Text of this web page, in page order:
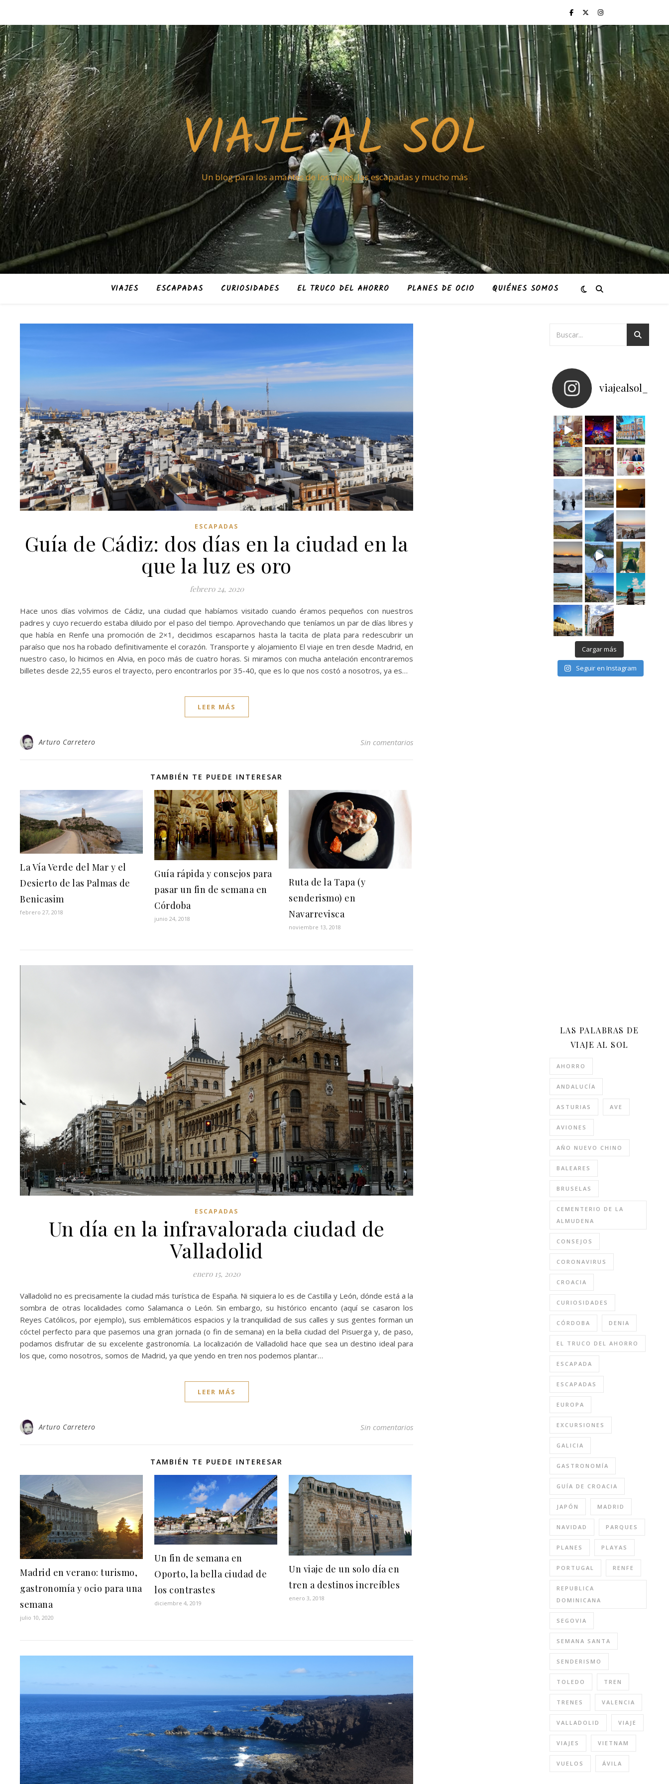
VIAJE AL SOL
Un blog para los amantes de los viajes, las escapadas y mucho más
VIAJES ESCAPADAS CURIOSIDADES EL TRUCO DEL AHORRO PLANES DE OCIO QUIÉNES SOMOS
ESCAPADAS
Guía de Cádiz: dos días en la ciudad en la
que la luz es oro
febrero 24, 2020
Hace unos días volvimos de Cádiz, una ciudad que habíamos visitado cuando éramos pequeños con nuestros
padres y cuyo recuerdo estaba diluido por el paso del tiempo. Aprovechando que teníamos un par de días libres y
que había en Renfe una promoción de 2×1, decidimos escaparnos hasta la tacita de plata para redescubrir un
paraíso que nos ha robado definitivamente el corazón. Transporte y alojamiento El viaje en tren desde Madrid, en
nuestro caso, lo hicimos en Alvia, en poco más de cuatro horas. Si miramos con mucha antelación encontraremos
billetes desde 22,55 euros el trayecto, pero encontrarlos por 35-40, que es lo que nos costó a nosotros, ya es…
LEER MÁS
Arturo Carretero Sin comentarios
TAMBIÉN TE PUEDE INTERESAR
La Vía Verde del Mar y el
Desierto de las Palmas de
Benicasim
febrero 27, 2018
Guía rápida y consejos para
pasar un fin de semana en
Córdoba
junio 24, 2018
Ruta de la Tapa (y
senderismo) en
Navarrevisca
noviembre 13, 2018
ESCAPADAS
Un día en la infravalorada ciudad de
Valladolid
enero 15, 2020
Valladolid no es precisamente la ciudad más turística de España. Ni siquiera lo es de Castilla y León, dónde está a la
sombra de otras localidades como Salamanca o León. Sin embargo, su histórico encanto (aquí se casaron los
Reyes Católicos, por ejemplo), sus emblemáticos espacios y la tranquilidad de sus calles y sus gentes forman un
cóctel perfecto para que pasemos una gran jornada (o fin de semana) en la bella ciudad del Pisuerga y, de paso,
podamos disfrutar de su excelente gastronomía. La localización de Valladolid hace que sea un destino ideal para
los que, como nosotros, somos de Madrid, ya que yendo en tren nos podemos plantar…
LEER MÁS
Arturo Carretero Sin comentarios
TAMBIÉN TE PUEDE INTERESAR
Madrid en verano: turismo,
gastronomía y ocio para una
semana
julio 10, 2020
Un fin de semana en
Oporto, la bella ciudad de
los contrastes
diciembre 4, 2019
Un viaje de un solo día en
tren a destinos increíbles
enero 3, 2018
viajealsol_
Cargar más
Seguir en Instagram
LAS PALABRAS DE
VIAJE AL SOL
AHORRO
ANDALUCÍA
ASTURIAS AVE
AVIONES
AÑO NUEVO CHINO
BALEARES
BRUSELAS
CEMENTERIO DE LA
ALMUDENA
CONSEJOS
CORONAVIRUS
CROACIA
CURIOSIDADES
CÓRDOBA DENIA
EL TRUCO DEL AHORRO
ESCAPADA
ESCAPADAS
EUROPA
EXCURSIONES
GALICIA
GASTRONOMÍA
GUÍA DE CROACIA
JAPÓN MADRID
NAVIDAD PARQUES
PLANES PLAYAS
PORTUGAL RENFE
REPUBLICA
DOMINICANA
SEGOVIA
SEMANA SANTA
SENDERISMO
TOLEDO TREN
TRENES VALENCIA
VALLADOLID VIAJE
VIAJES VIETNAM
VUELOS ÁVILA